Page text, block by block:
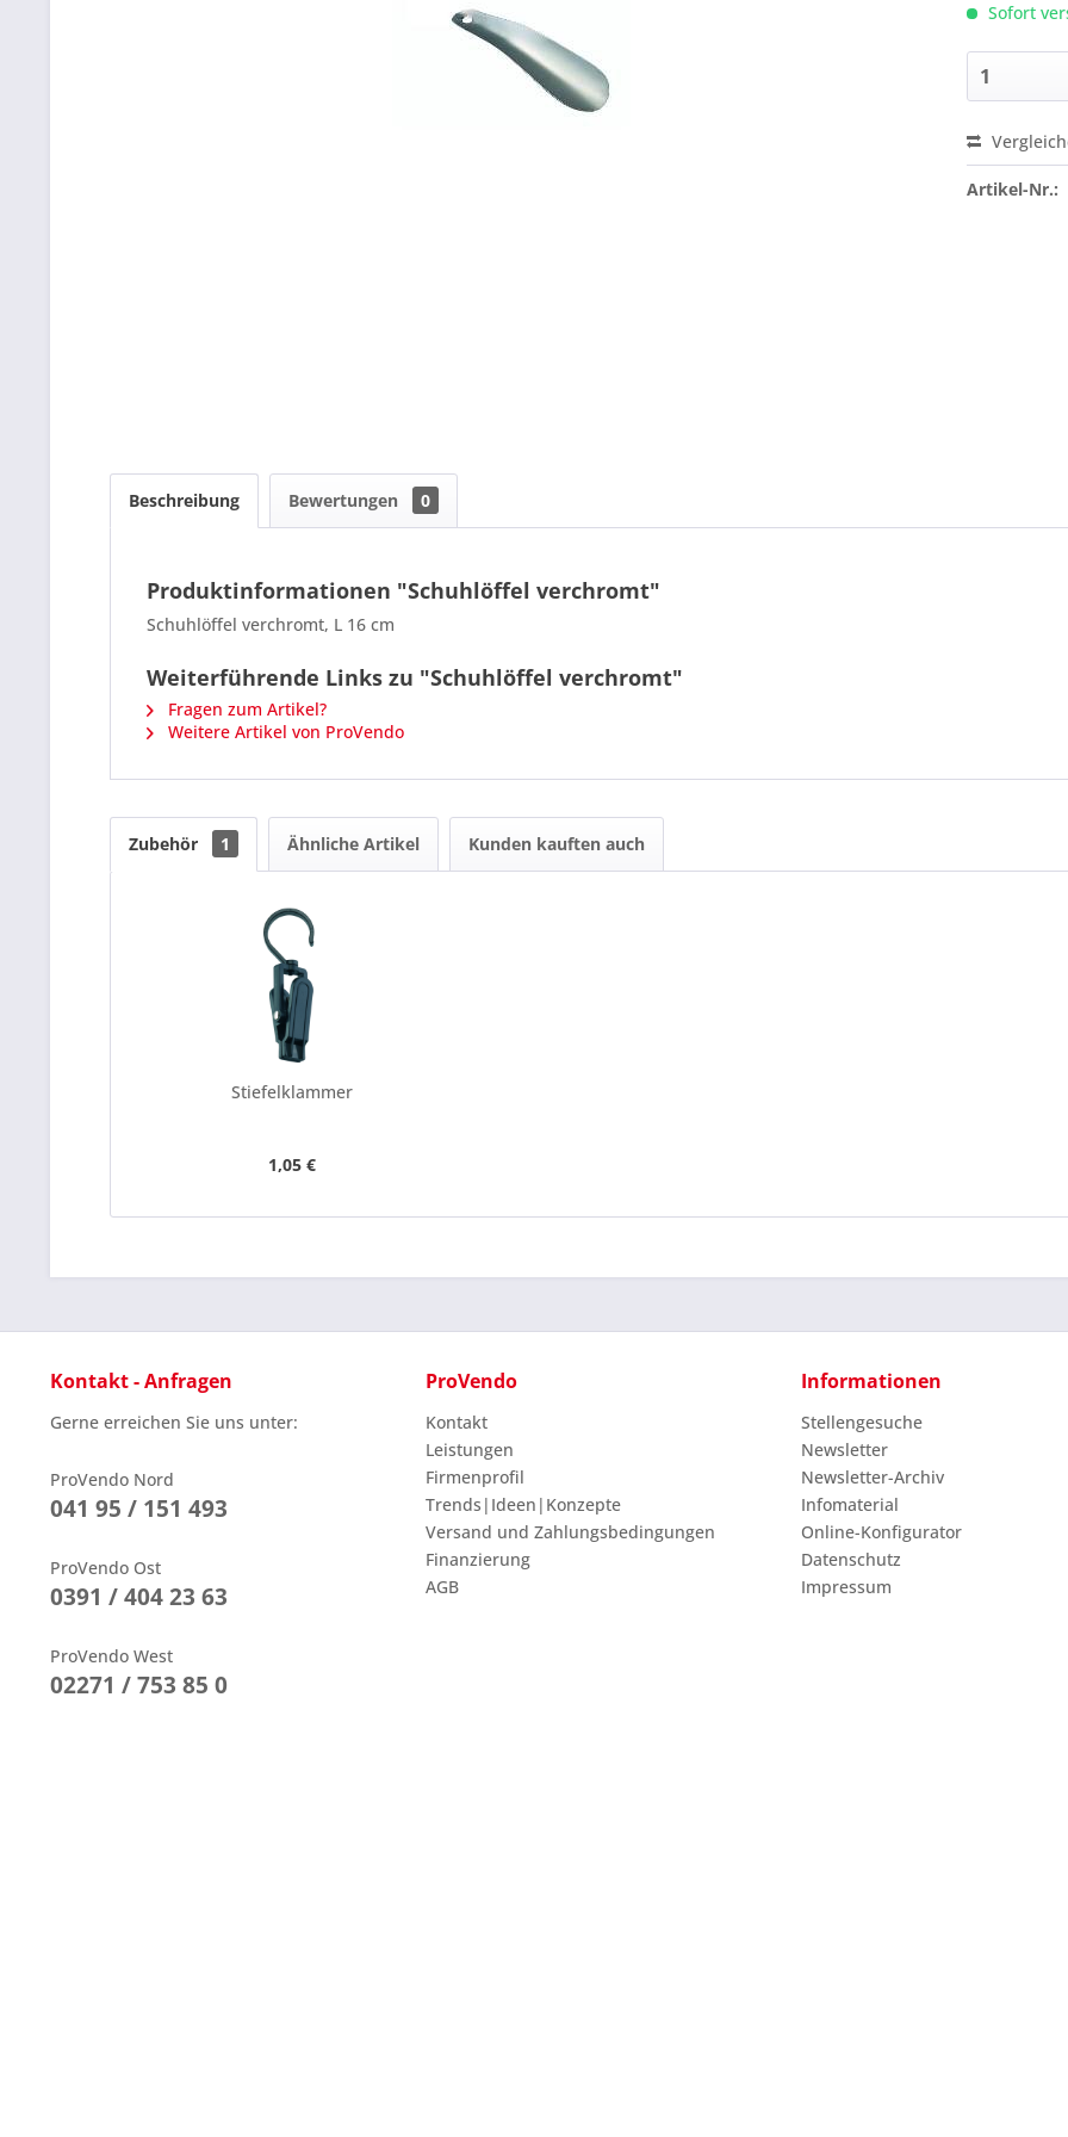
Sofort
Preis
Artikel-Nr.:
Beschreibung Bewertungen 0
Produktinformationen "Schuhlöffel verchromt"
Schuhlöffel verchromt, L 16 cm
Weiterführende Links zu "Schuhlöffel verchromt"
Fragen zum Artikel?
Weitere Artikel von ProVendo
Zubehör 1 Ähnliche Artikel Kunden kauften auch
Stiefelklammer
1,05 €
Kontakt - Anfragen
Gerne erreichen Sie uns unter:
ProVendo Nord
041 95 / 151 493
ProVendo Ost
0391 / 404 23 63
ProVendo West
02271 / 753 85 0
ProVendo
Kontakt
Leistungen
Firmenprofil
Trends|Ideen|Konzepte
Versand und Zahlungsbedingungen
Finanzierung
AGB
Informationen
Stellengesuche
Newsletter
Newsletter-Archiv
Infomaterial
Online-Konfigurator
Datenschutz
Impressum